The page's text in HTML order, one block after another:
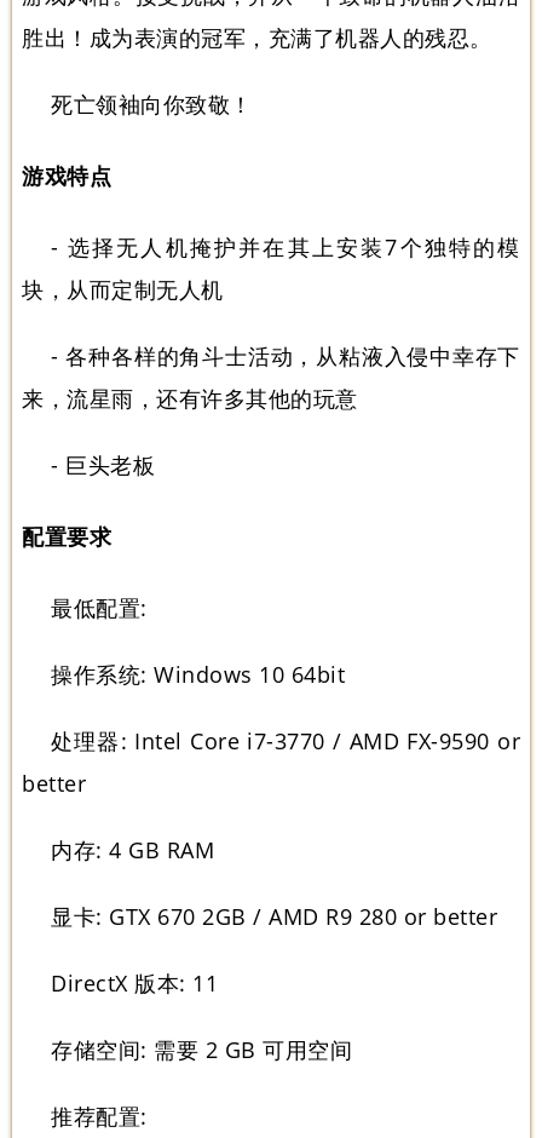
胜出！成为表演的冠军，充满了机器人的残忍。
死亡领袖向你致敬！
游戏特点
- 选择无人机掩护并在其上安装7个独特的模
块，从而定制无人机
- 各种各样的角斗士活动，从粘液入侵中幸存下
来，流星雨，还有许多其他的玩意
- 巨头老板
配置要求
最低配置:
操作系统: Windows 10 64bit
处理器: Intel Core i7-3770 / AMD FX-9590 or
better
内存: 4 GB RAM
显卡: GTX 670 2GB / AMD R9 280 or better
DirectX 版本: 11
存储空间: 需要 2 GB 可用空间
推荐配置: